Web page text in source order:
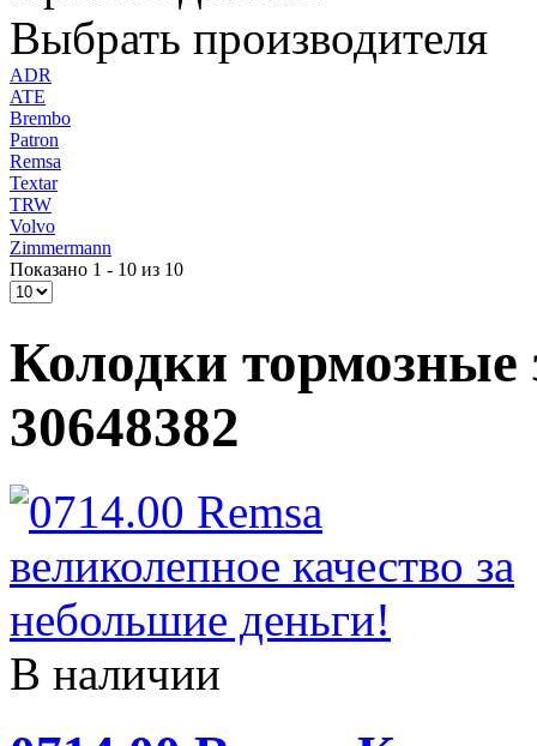
Выбрать производителя
ADR
ATE
Brembo
Patron
Remsa
Textar
TRW
Volvo
Zimmermann
Показано 1 - 10 из 10
Колодки тормозные
30648382
В наличии